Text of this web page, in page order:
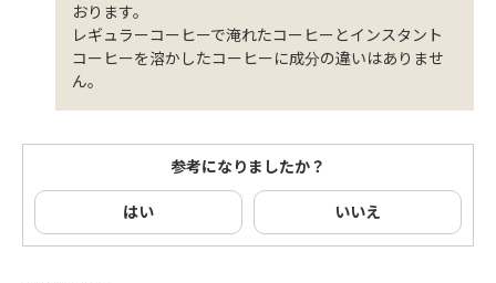
おります。
レギュラーコーヒーで淹れたコーヒーとインスタント
コーヒーを溶かしたコーヒーに成分の違いはありませ
ん。
参考になりましたか？
はい いいえ